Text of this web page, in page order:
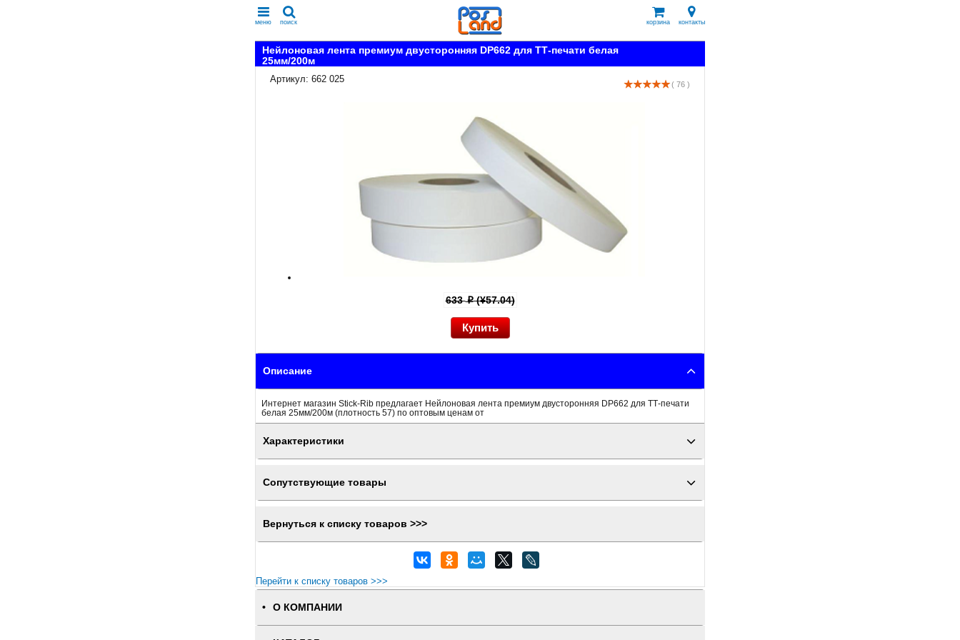
меню поиск корзина контакты
Нейлоновая лента премиум двусторонняя DP662 для ТТ-печати белая
25мм/200м
Артикул: 662 025
( 76 )
633p(¥57.04)
Описание
Интернет магазин Stick-Rib предлагает Нейлоновая лента премиум двусторонняя DP662 для ТТ-печати
белая 25мм/200м (плотность 57) по оптовым ценам от
Характеристики
Сопутствующие товары
Вернуться к списку товаров >>>
Перейти к списку товаров >>>
О КОМПАНИИ